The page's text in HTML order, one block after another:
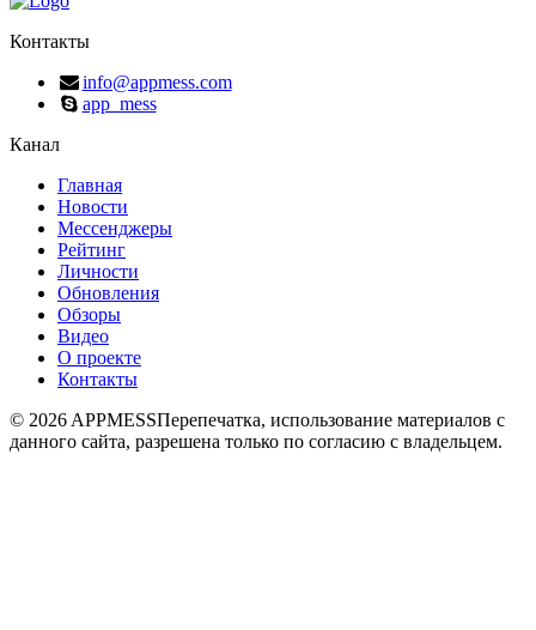
Контакты
info@appmess.com
app_mess
Канал
Главная
Новости
Мессенджеры
Рейтинг
Личности
Обновления
Обзоры
Видео
О проекте
Контакты
© 2026 APPMESSПерепечатка, использование материалов с
данного сайта, разрешена только по согласию с владельцем.